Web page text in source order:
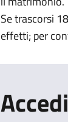
Se trascorsi
effetti; per